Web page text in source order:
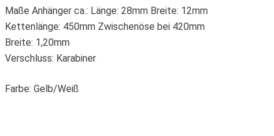
Maße Anhänger ca.: Länge: 28mm Breite: 12mm
Kettenlänge: 450mm Zwischenöse bei 420mm
Breite: 1,20mm
Verschluss: Karabiner
Farbe: Gelb/Weiß